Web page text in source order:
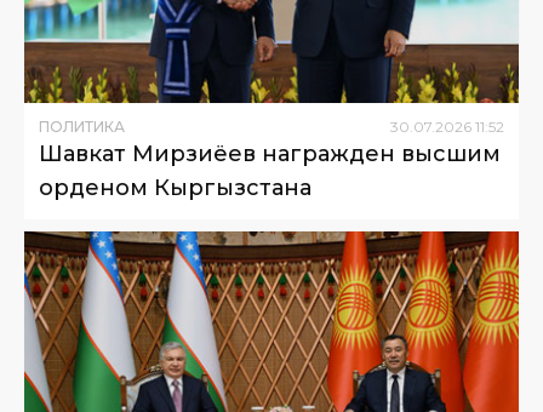
ПОЛИТИКА 30 07 2026 11:52
Шавкат Мирзиёев награжден высшим
орденом Кыргызстана